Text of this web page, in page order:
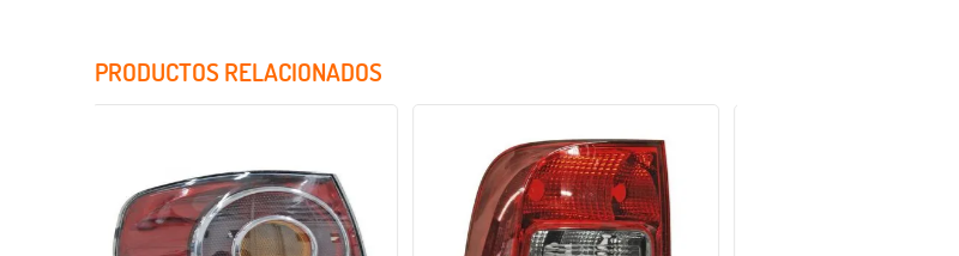
Incluye Cristales
PRODUCTOS RELACIONADOS